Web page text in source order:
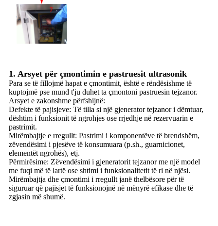
1. Arsyet për çmontimin e pastruesit ultrasonik
Para se të fillojmë hapat e çmontimit, është e rëndësishme të
kuptojmë pse mund t'ju duhet ta çmontoni pastruesin tejzanor.
Arsyet e zakonshme përfshijnë:
Defekte të pajisjeve: Të tilla si një gjenerator tejzanor i dëmtuar,
dështim i funksionit të ngrohjes ose rrjedhje në rezervuarin e
pastrimit.
Mirëmbajtje e rregullt: Pastrimi i komponentëve të brendshëm,
zëvendësimi i pjesëve të konsumuara (p.sh., guarnicionet,
elementët ngrohës), etj.
Përmirësime: Zëvendësimi i gjeneratorit tejzanor me një model
me fuqi më të lartë ose shtimi i funksionalitetit të ri në njësi.
Mirëmbajtja dhe çmontimi i rregullt janë thelbësore për të
siguruar që pajisjet të funksionojnë në mënyrë efikase dhe të
zgjasin më shumë.